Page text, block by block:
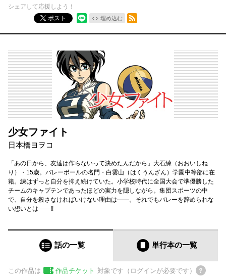
シェアして応援しよう！
ポスト
埋め込む
RSSフィード
少女ファイト
日本橋ヨヲコ
「あの日から、友達は作らないって決めたんだから」大石練（おおいしね
り）・15歳。バレーボールの名門・白雲山（はくうんざん）学園中等部に在
籍。練はずっと自分を抑え続けていた。小学校時代に全国大会で準優勝した
チームのキャプテンであったほどの実力を隠しながら。集団スポーツの中
で、自分を殺さなければいけない理由は――。それでもバレーを辞められな
い想いとは――!!
話の一覧 単行本の一覧
この作品は 作品チケット 対象です（ログインが必要です）